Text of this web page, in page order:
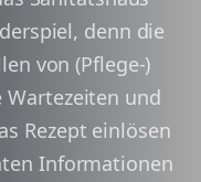
denn die
von (Pflege-)
und
Rezept einlösen
Informationen